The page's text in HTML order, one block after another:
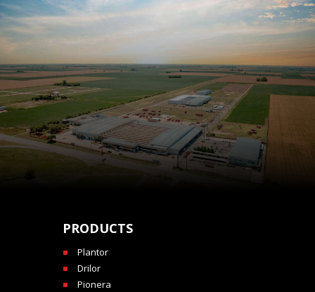
PRODUCTS
Plantor
Drilor
Pionera